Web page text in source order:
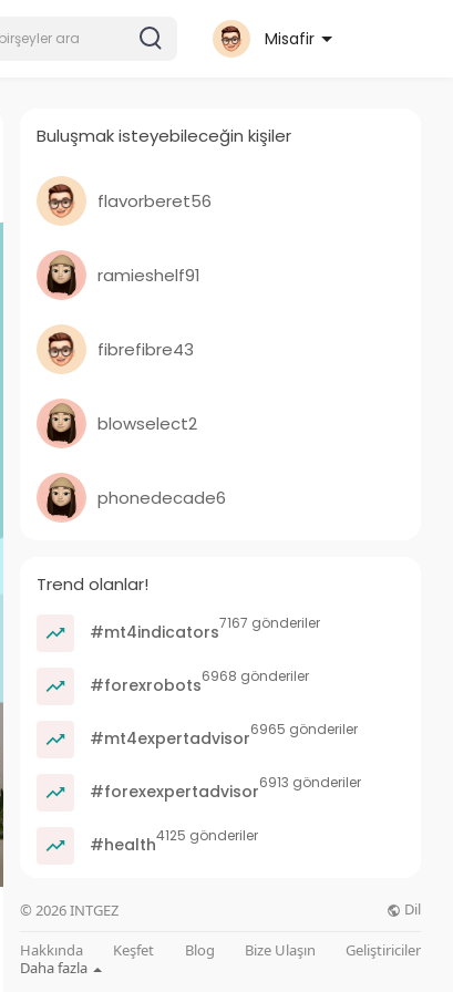
Misafir
Buluşmak isteyebileceğin kişiler
flavorberet56
ramieshelf91
fibrefibre43
blowselect2
phonedecade6
Trend olanlar!
#mt4indicators7167 gönderiler
#forexrobots6968 gönderiler
#mt4expertadvisor6965 gönderiler
#forexexpertadvisor6913 gönderiler
#health4125 gönderiler
© 2026 INTGEZ Dil
Hakkında Keşfet Blog Bize Ulaşın
Geliştiriciler
Daha fazla